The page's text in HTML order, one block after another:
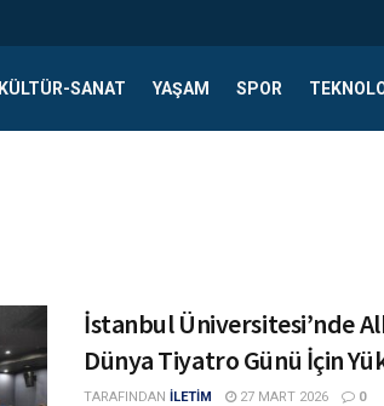
KÜLTÜR-SANAT YAŞAM SPOR
İstanbul Üniversitesi’nde
Dünya Tiyatro Günü İçin
TARAFINDAN İLETİM 27 MART 2026 0